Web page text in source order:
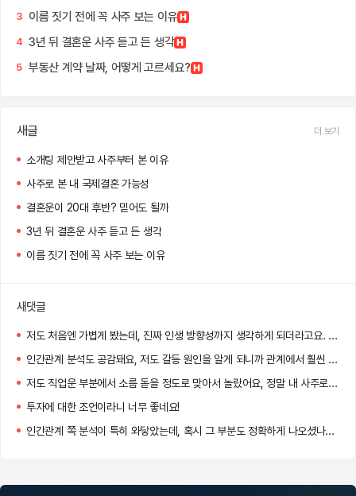
3 이름 짓기 전에 꼭 사주 보는 이유
4 3년 뒤 결혼운 사주 듣고 든 생각
5 부동산 계약 날짜, 어떻게 고르세요?
새글 더 보기
소개팅 제안받고 사주부터 본 이유
사주로 본 내 국제결혼 가능성
결혼운이 20대 후반? 믿어도 될까
3년 뒤 결혼운 사주 듣고 든 생각
이름 짓기 전에 꼭 사주 보는 이유
새댓글
저도 처음엔 가볍게 봤는데, 진짜 인생 방향성까지 생각하게 되더라고요. 앞으로 주기적으로 다시 보려는 마음, 완전 이해돼요!
인간관계 분석도 공감돼요, 저도 갈등 원인을 알게 되니까 관계에서 훨씬 편해졌어요. 혹시 어떤 해결책 제시받으셨어요?
저도 직업운 부분에서 소름 돋을 정도로 맞아서 놀랐어요, 정말 내 사주로 이렇게까지 알려줄 수 있다니 신기하더라고요!
투자에 대한 조언이라니 너무 좋네요!
인간관계 쪽 분석이 특히 와닿았는데, 혹시 그 부분도 정확하게 나오셨나요?